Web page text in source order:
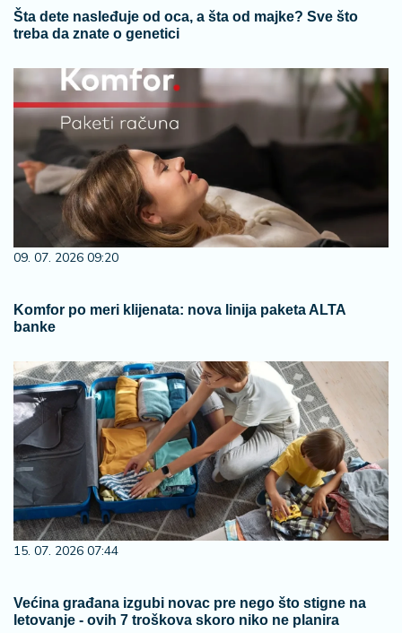
Šta dete nasleđuje od oca, a šta od majke? Sve što
treba da znate o genetici
09. 07. 2026 09:20
Komfor po meri klijenata: nova linija paketa ALTA
banke
15. 07. 2026 07:44
Većina građana izgubi novac pre nego što stigne na
letovanje - ovih 7 troškova skoro niko ne planira